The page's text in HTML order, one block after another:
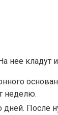
нее кладут
неделю.
После